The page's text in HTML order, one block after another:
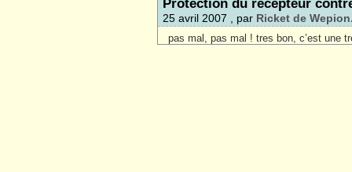
Protection du récepteur
25 avril 2007 , par Ricket de
pas mal, pas mal ! tres bon, c’est une